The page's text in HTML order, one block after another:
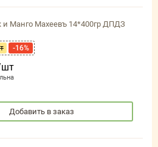
Манго Махеевъ 14*400гр ДПДЗ
-16%
шт
Добавить в заказ